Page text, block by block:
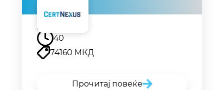
40
74160 МКД
Прочитај повеќе